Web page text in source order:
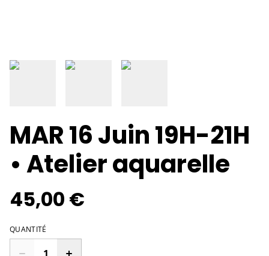
MAR 16 Juin 19H-21H
• Atelier aquarelle
45,00 €
QUANTITÉ